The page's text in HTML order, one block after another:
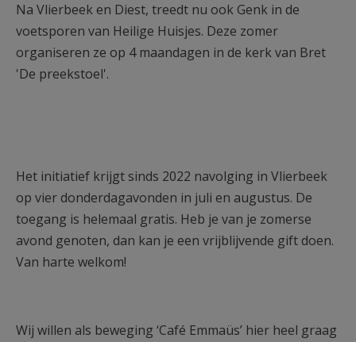
Na Vlierbeek en Diest, treedt nu ook Genk in de
voetsporen van Heilige Huisjes. Deze zomer
organiseren ze op 4 maandagen in de kerk van Bret
'De preekstoel'.
Het initiatief krijgt sinds 2022 navolging in Vlierbeek
op vier donderdagavonden in juli en augustus. De
toegang is helemaal gratis. Heb je van je zomerse
avond genoten, dan kan je een vrijblijvende gift doen.
Van harte welkom!
Wij willen als beweging ‘Café Emmaüs’ hier heel graag